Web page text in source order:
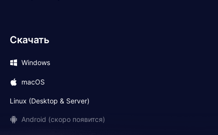
Скачать
Windows
macOS
Linux (Desktop & Server)
Android (скоро появится)